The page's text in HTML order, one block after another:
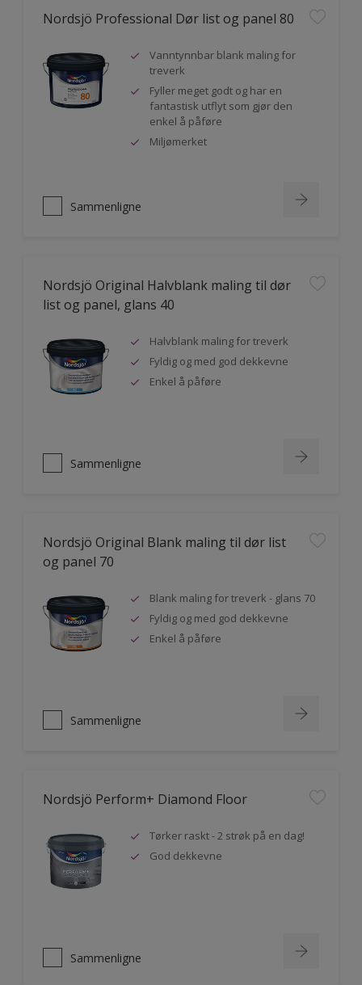
Nordsjö Professional Dør list og panel 80
Vanntynnbar blank maling for
treverk
Fyller meget godt og har en
fantastisk utflyt som gjør den
enkel å påføre
Miljømerket
Sammenligne
Nordsjö Original Halvblank maling til dør
list og panel, glans 40
Halvblank maling for treverk
Fyldig og med god dekkevne
Enkel å påføre
Sammenligne
Nordsjö Original Blank maling til dør list
og panel 70
Blank maling for treverk - glans 70
Fyldig og med god dekkevne
Enkel å påføre
Sammenligne
Nordsjö Perform+ Diamond Floor
Tørker raskt - 2 strøk på en dag!
God dekkevne
Sammenligne